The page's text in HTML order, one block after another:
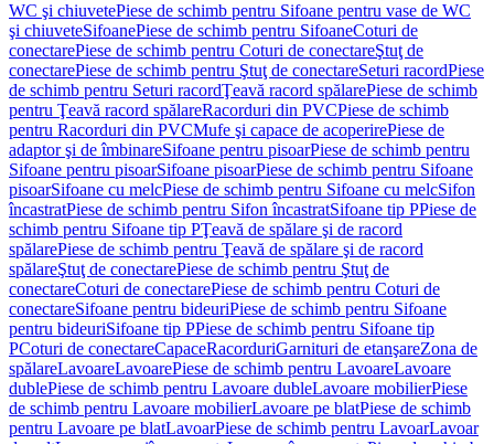
WC şi chiuvetePiese de schimb pentru Sifoane pentru vase de WC
şi chiuveteSifoanePiese de schimb pentru SifoaneCoturi de
conectarePiese de schimb pentru Coturi de conectareŞtuţ de
conectarePiese de schimb pentru Ştuţ de conectareSeturi racordPiese
de schimb pentru Seturi racordŢeavă racord spălarePiese de schimb
pentru Ţeavă racord spălareRacorduri din PVCPiese de schimb
pentru Racorduri din PVCMufe şi capace de acoperirePiese de
adaptor şi de îmbinareSifoane pentru pisoarPiese de schimb pentru
Sifoane pentru pisoarSifoane pisoarPiese de schimb pentru Sifoane
pisoarSifoane cu melcPiese de schimb pentru Sifoane cu melcSifon
încastratPiese de schimb pentru Sifon încastratSifoane tip PPiese de
schimb pentru Sifoane tip PŢeavă de spălare şi de racord
spălarePiese de schimb pentru Ţeavă de spălare şi de racord
spălareŞtuţ de conectarePiese de schimb pentru Ştuţ de
conectareCoturi de conectarePiese de schimb pentru Coturi de
conectareSifoane pentru bideuriPiese de schimb pentru Sifoane
pentru bideuriSifoane tip PPiese de schimb pentru Sifoane tip
PCoturi de conectareCapaceRacorduriGarnituri de etanşareZona de
spălareLavoareLavoarePiese de schimb pentru LavoareLavoare
dublePiese de schimb pentru Lavoare dubleLavoare mobilierPiese
de schimb pentru Lavoare mobilierLavoare pe blatPiese de schimb
pentru Lavoare pe blatLavoarPiese de schimb pentru LavoarLavoar